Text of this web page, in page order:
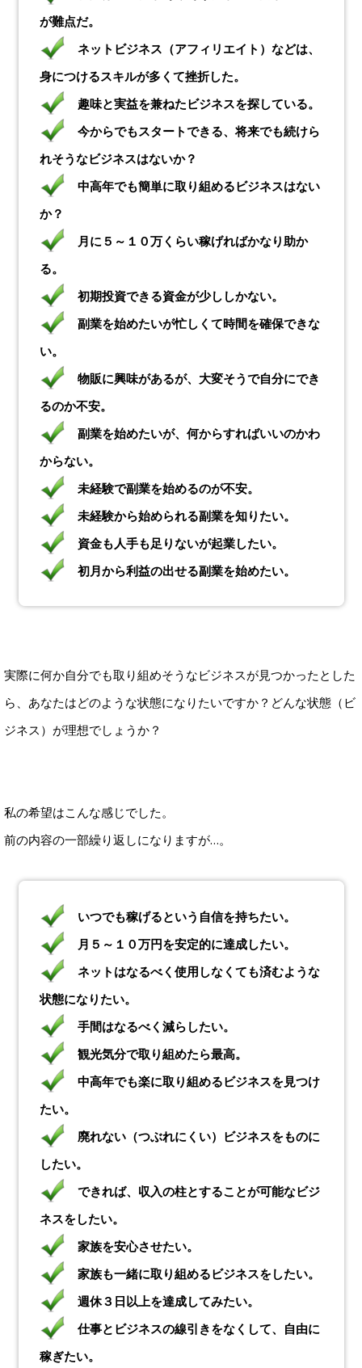
が難点だ。
ネットビジネス（アフィリエイト）などは、
身につけるスキルが多くて挫折した。
趣味と実益を兼ねたビジネスを探している。
今からでもスタートできる、将来でも続けら
れそうなビジネスはないか？
中高年でも簡単に取り組めるビジネスはない
か？
月に５～１０万くらい稼げればかなり助か
る。
初期投資できる資金が少ししかない。
副業を始めたいが忙しくて時間を確保できな
い。
物販に興味があるが、大変そうで自分にでき
るのか不安。
副業を始めたいが、何からすればいいのかわ
からない。
未経験で副業を始めるのが不安。
未経験から始められる副業を知りたい。
資金も人手も足りないが起業したい。
初月から利益の出せる副業を始めたい。
実際に何か自分でも取り組めそうなビジネスが見つかったとした
ら、あなたはどのような状態になりたいですか？どんな状態（ビ
ジネス）が理想でしょうか？
私の希望はこんな感じでした。
前の内容の一部繰り返しになりますが…。
いつでも稼げるという自信を持ちたい。
月５～１０万円を安定的に達成したい。
ネットはなるべく使用しなくても済むような
状態になりたい。
手間はなるべく減らしたい。
観光気分で取り組めたら最高。
中高年でも楽に取り組めるビジネスを見つけ
たい。
廃れない（つぶれにくい）ビジネスをものに
したい。
できれば、収入の柱とすることが可能なビジ
ネスをしたい。
家族を安心させたい。
家族も一緒に取り組めるビジネスをしたい。
週休３日以上を達成してみたい。
仕事とビジネスの線引きをなくして、自由に
稼ぎたい。